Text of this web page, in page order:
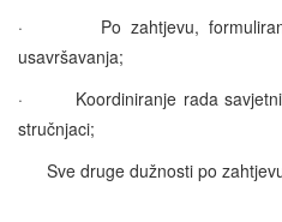
·
Po zahtjevu,
usavršavanja;
·
Koordiniranje rada
stručnjaci;
Sve druge dužnosti po